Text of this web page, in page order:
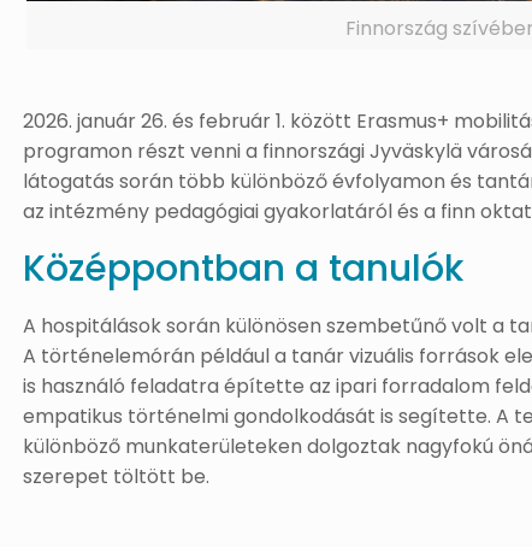
Finnország
2026. január 26. és február 1. között Erasmus+
programon részt venni a finnországi Jyväskylä
látogatás során több különböző évfolyamon és
az intézmény pedagógiai gyakorlatáról és a finn
Középpontban a tanulók
A hospitálások során különösen szembetűnő volt a
A történelemórán például a tanár vizuális források
is használó feladatra építette az ipari forradalom
empatikus történelmi gondolkodását is segítette. A
különböző munkaterületeken dolgoztak nagyfokú
szerepet töltött be.